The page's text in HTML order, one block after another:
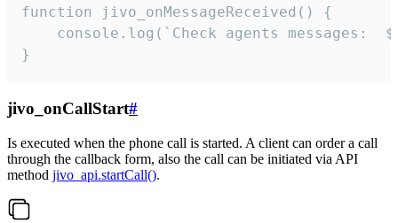
function jivo_onMessageReceived() {
}
jivo_onCallStart#
Is executed when the phone call is started. A client can order a call
through the callback form, also the call can be initiated via API
method jivo_api.startCall().